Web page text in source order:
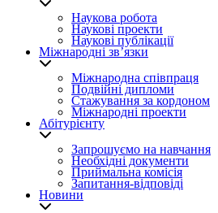
Наукова робота
Наукові проекти
Наукові публікації
Міжнародні зв’язки
Міжнародна співпраця
Подвійні дипломи
Стажування за кордоном
Міжнародні проекти
Абітурієнту
Запрошуємо на навчання
Необхідні документи
Приймальна комісія
Запитання-відповіді
Новини